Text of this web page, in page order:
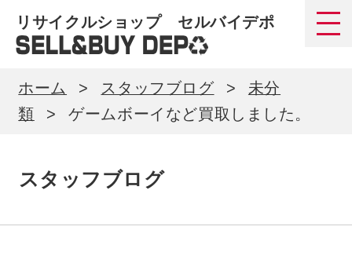
リサイクルショップ セルバイデポ
ホーム スタッフブログ
未分
類
ゲームボーイなど買取しました。
スタッフブログ